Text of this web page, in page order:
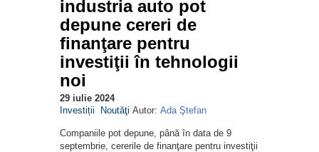
industria auto pot
depune cereri de
finanţare pentru
investiţii în tehnologii
noi
29 iulie 2024
Investiții
Noutăţi Autor: Ada Ştefan
Companiile pot depune, până în data de 9
septembrie, cererile de finanţare pentru investiţii